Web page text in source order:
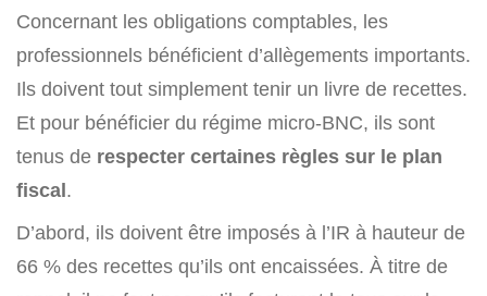
Concernant les obligations comptables, les
professionnels bénéficient d’allègements importants.
Ils doivent tout simplement tenir un livre de recettes.
Et pour bénéficier du régime micro-BNC, ils sont
tenus de respecter certaines règles sur le plan
fiscal.
D’abord, ils doivent être imposés à l’IR à hauteur de
66 % des recettes qu’ils ont encaissées. À titre de